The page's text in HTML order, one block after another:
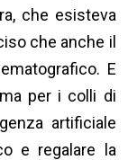
che esisteva
che anche il
E
per i colli di
artificiale
e regalare la